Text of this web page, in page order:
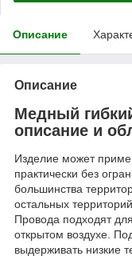
Описание
Описание
Медный
описание и
Изделие может
практически без
большинства
остальных
Провода подходят
открытом воздухе.
выдерживать низкие